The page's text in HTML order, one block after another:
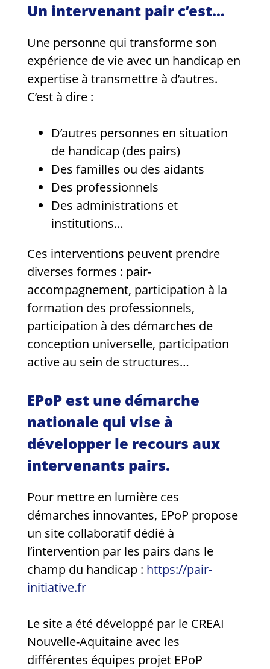
Un intervenant pair c’est…
Une personne qui transforme son
expérience de vie avec un handicap en
expertise à transmettre à d’autres.
C’est à dire :
D’autres personnes en situation
de handicap (des pairs)
Des familles ou des aidants
Des professionnels
Des administrations et
institutions…
Ces interventions peuvent prendre
diverses formes : pair-
accompagnement, participation à la
formation des professionnels,
participation à des démarches de
conception universelle, participation
active au sein de structures…
EPoP est une démarche
nationale qui vise à
développer le recours aux
intervenants pairs.
Pour mettre en lumière ces
démarches innovantes, EPoP propose
un site collaboratif dédié à
l’intervention par les pairs dans le
champ du handicap : https://pair-
initiative.fr
Le site a été développé par le CREAI
Nouvelle-Aquitaine avec les
différentes équipes projet EPoP